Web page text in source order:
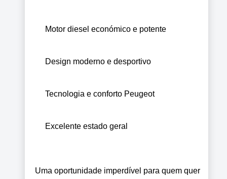
Motor diesel económico e potente
Design moderno e desportivo
Tecnologia e conforto Peugeot
Excelente estado geral
Uma oportunidade imperdível para quem quer